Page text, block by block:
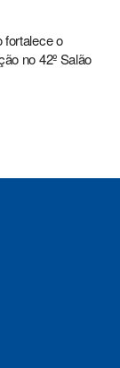
fortalece o
no 42º Salão